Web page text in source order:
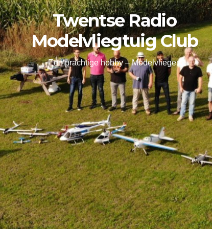
Twentse Radio
Modelvliegtuig Club
Een prachtige hobby – Modelvliegen